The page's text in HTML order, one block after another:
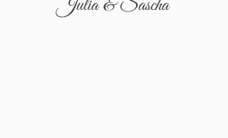
Julia & Sascha